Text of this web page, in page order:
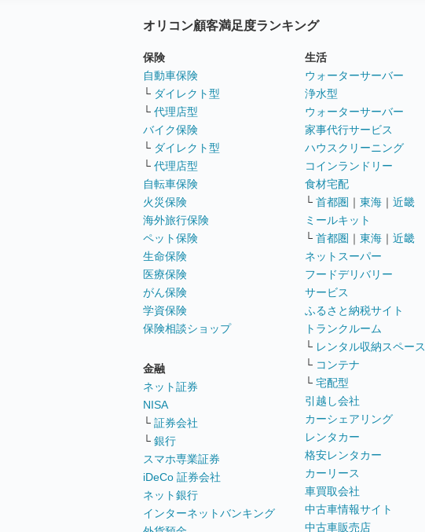
オリコン顧客満足度ランキング
保険
自動車保険
└ ダイレクト型
└ 代理店型
バイク保険
└ ダイレクト型
└ 代理店型
自転車保険
火災保険
海外旅行保険
ペット保険
生命保険
医療保険
がん保険
学資保険
保険相談ショップ
金融
ネット証券
NISA
└ 証券会社
└ 銀行
スマホ専業証券
iDeCo 証券会社
ネット銀行
インターネットバンキング
生活
ウォーターサーバー
浄水型
ウォーターサーバー
家事代行サービス
ハウスクリーニング
コインランドリー
食材宅配
└ 首都圏 ｜ 東海 ｜ 近畿
ミールキット
└ 首都圏 ｜ 東海 ｜ 近畿
ネットスーパー
フードデリバリー
サービス
ふるさと納税サイト
トランクルーム
└ レンタル収納スペース
└ コンテナ
└ 宅配型
引越し会社
カーシェアリング
レンタカー
格安レンタカー
カーリース
車買取会社
中古車情報サイト
中古車販売店